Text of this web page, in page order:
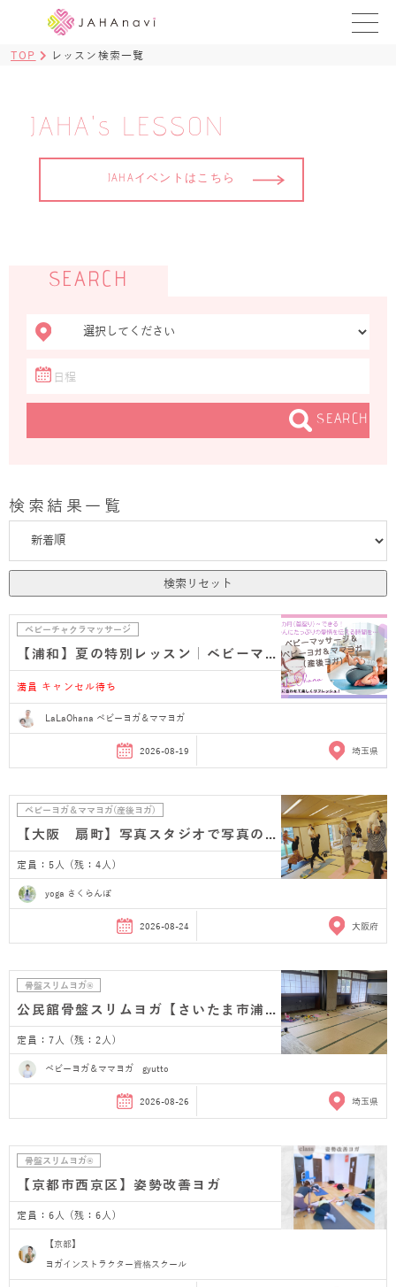
BLOG
ヨガ資格講座
TOP レッスン検索一覧
JAHA's LESSON
JAHAイベントはこちら
SEARCH
SEARCH
検索結果一覧
検索リセット
ベビーチャクラマッサージ
【浦和】夏の特別レッスン｜ベビーマッサージ＆ベビ…
満員 キャンセル待ち
LaLaOhana ベビーヨガ＆ママヨガ
2026-08-19 埼玉県
ベビーヨガ＆ママヨガ(産後ヨガ)
【大阪 扇町】写真スタジオで写真のプレゼント付き…
定員：5人 (残：4人)
yoga さくらんぼ
2026-08-24 大阪府
骨盤スリムヨガ®
公民館骨盤スリムヨガ【さいたま市浦和 産後ヨガ】
定員：7人 (残：2人)
ベビーヨガ＆ママヨガ gyutto
2026-08-26 埼玉県
骨盤スリムヨガ®
【京都市西京区】姿勢改善ヨガ
定員：6人 (残：6人)
【京都】
ヨガインストラクター資格スクール